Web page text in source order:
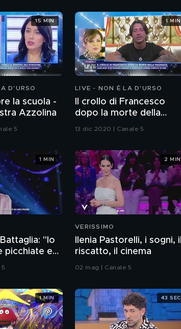
D'URSO
la scuola -
Azzolina
5
15 MIN
LIVE - NON È LA D'URSO
Il crollo di Francesco
dopo la morte della
fidanzata
13 dic 2020 | Canale 5
1 MIN
"Io
picchiate e
mio padre"
1 MIN
VERISSIMO
Ilenia Pastorelli, i sogni, il
riscatto, il cinema
02 mag | Canale 5
2 MIN
1 MIN 43 SEC